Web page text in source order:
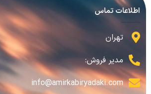
اطلاعات تماس
تهران
مدیر فروش:
info@amirkabiryadaki.com